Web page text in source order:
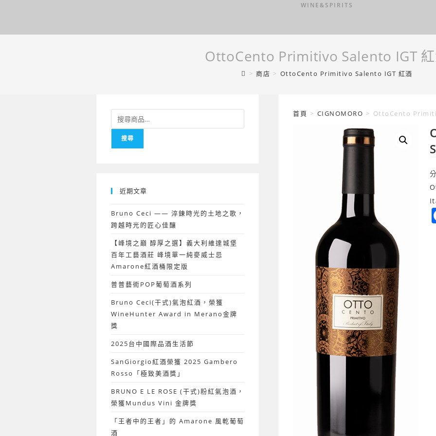
WINE&SPIRITS
OttoCento Primitivo Salento IGT
> 商店 > OttoCento Primitivo Salento IGT 紅酒
首頁 > CIGNOMORO > OttoCento
尋
搜尋
近期文章
Bruno Ceci —— 淬鍊時光的土地之歌，
跨越時光的匠心佳釀
【峰境之巔 醇厚之選】義大利維達城堡
百年工藝酒莊 峰境單一純麥威士忌
Amarone紅酒桶限定版
普普藝術POP葡萄酒系列
Bruno Ceci(干式)氣泡紅酒，榮獲
WineHunter Award in Merano金牌
獎
2025台中國際品酒生活節
SanGiorgio紅酒榮獲 2025 Gambero
Rosso「極致美酒獎」
BRUNO E LE ROSE (干式)粉紅氣泡酒，
榮獲Mundus Vini 金牌獎
「王者中的王者」的 Amarone 風乾葡萄
酒